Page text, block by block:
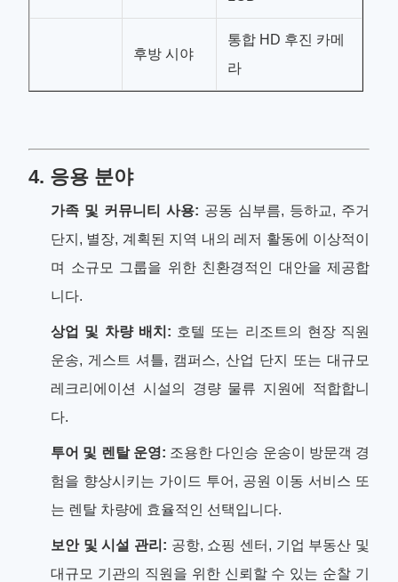
후방 시야
통합 HD 후진 카메
라
4. 응용 분야
가족 및 커뮤니티 사용: 공동 심부름, 등하교, 주거
단지, 별장, 계획된 지역 내의 레저 활동에 이상적이
며 소규모 그룹을 위한 친환경적인 대안을 제공합
니다.
상업 및 차량 배치: 호텔 또는 리조트의 현장 직원
운송, 게스트 셔틀, 캠퍼스, 산업 단지 또는 대규모
레크리에이션 시설의 경량 물류 지원에 적합합니
다.
투어 및 렌탈 운영: 조용한 다인승 운송이 방문객 경
험을 향상시키는 가이드 투어, 공원 이동 서비스 또
는 렌탈 차량에 효율적인 선택입니다.
보안 및 시설 관리: 공항, 쇼핑 센터, 기업 부동산 및
대규모 기관의 직원을 위한 신뢰할 수 있는 순찰 기